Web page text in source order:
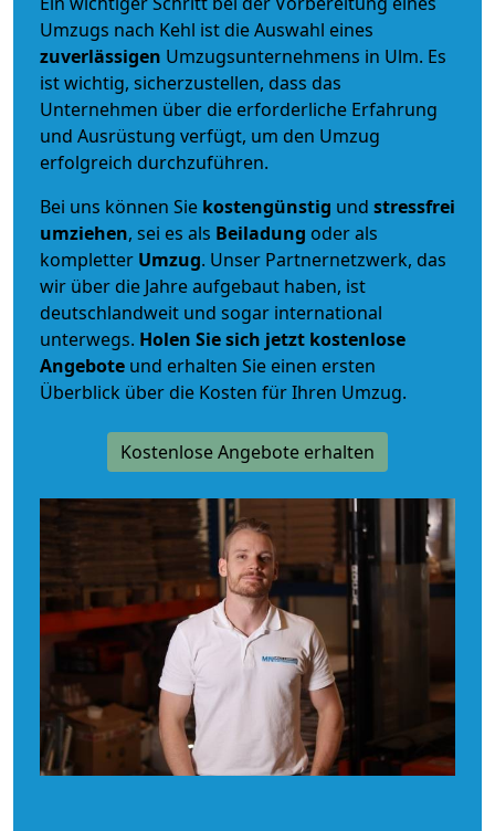
Umzugs nach Kehl ist die Auswahl eines
zuverlässigen Umzugsunternehmens in Ulm. Es
ist wichtig, sicherzustellen, dass das
Unternehmen über die erforderliche Erfahrung
und Ausrüstung verfügt, um den Umzug
erfolgreich durchzuführen.
Bei uns können Sie kostengünstig und stressfrei
umziehen, sei es als Beiladung oder als
kompletter Umzug. Unser Partnernetzwerk, das
wir über die Jahre aufgebaut haben, ist
deutschlandweit und sogar international
unterwegs. Holen Sie sich jetzt kostenlose
Angebote und erhalten Sie einen ersten
Überblick über die Kosten für Ihren Umzug.
Kostenlose Angebote erhalten